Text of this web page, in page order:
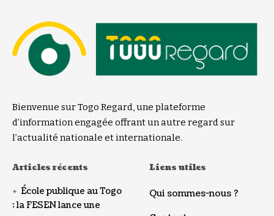
Bienvenue sur Togo Regard, une plateforme
d’information engagée offrant un autre regard sur
l’actualité nationale et internationale.
Articles récents
École publique au Togo
: la FESEN lance une
Liens utiles
Qui sommes-nous ?